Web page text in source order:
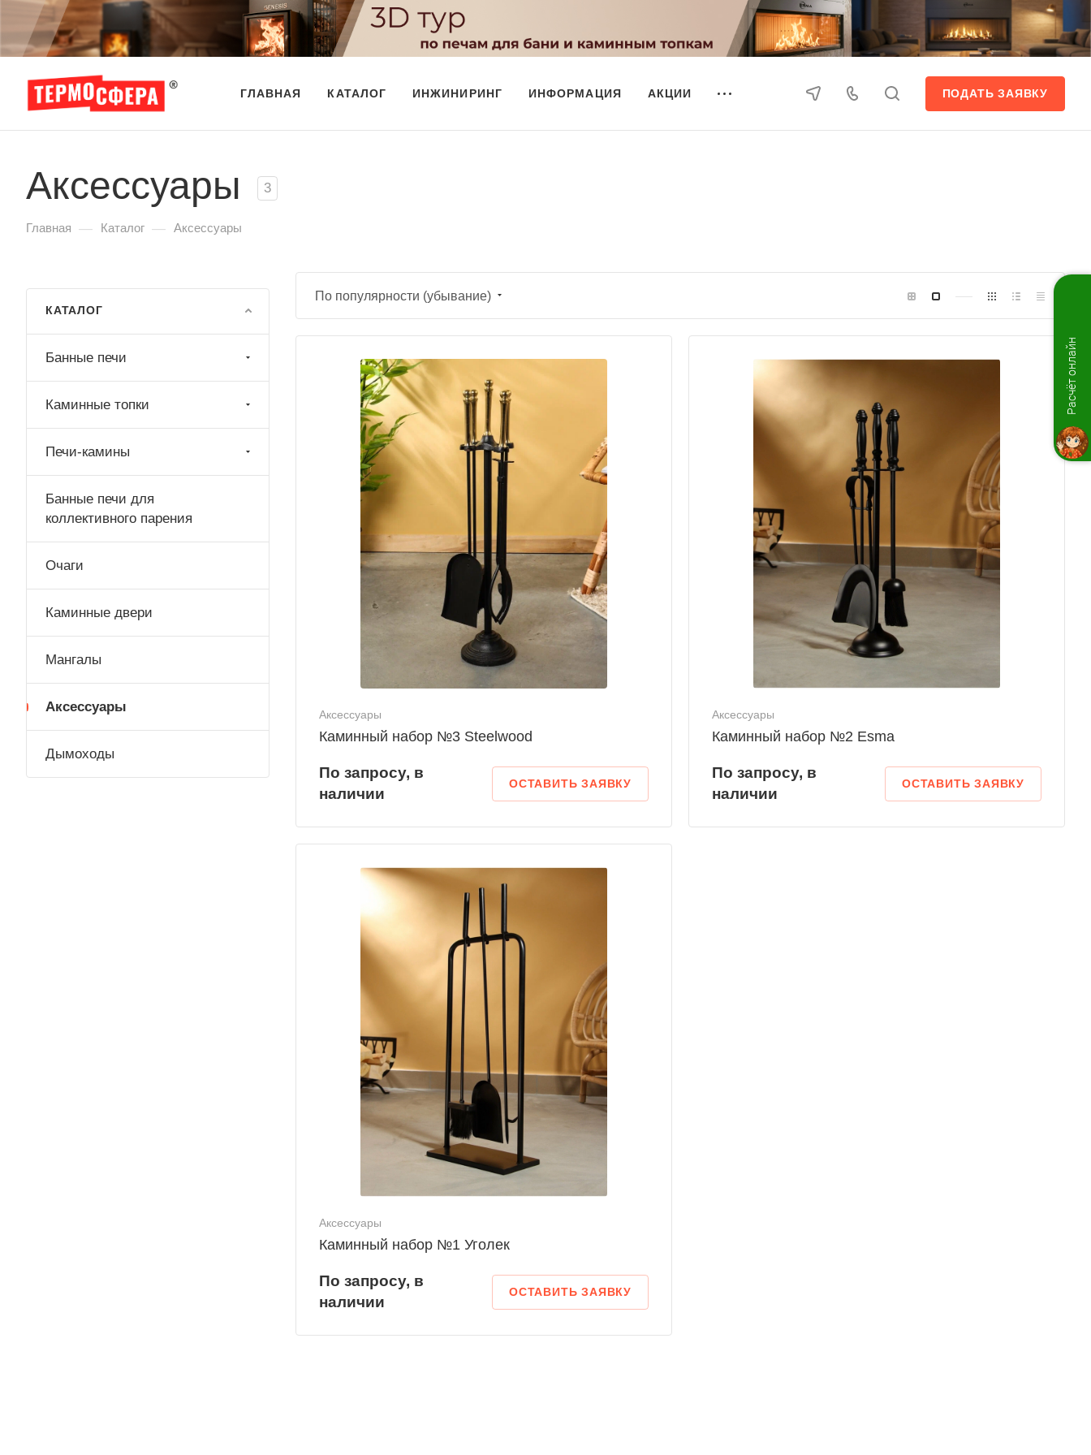
ГЛАВНАЯ КАТАЛОГ ИНЖИНИРИНГ ИНФОРМАЦИЯ АКЦИИ ПОДАТЬ ЗАЯВКУ
Аксессуары 3
Главная — Каталог — Аксессуары
По популярности (убывание)
Аксессуары
Каминный набор №3 Steelwood
По запросу, в
наличии
ОСТАВИТЬ ЗАЯВКУ
Аксессуары
Каминный набор №2 Esma
По запросу, в
наличии
ОСТАВИТЬ ЗАЯВКУ
Аксессуары
Каминный набор №1 Уголек
По запросу, в
наличии
ОСТАВИТЬ ЗАЯВКУ
КАТАЛОГ
Банные печи
Каминные топки
Печи-камины
Банные печи для
коллективного парения
Очаги
Каминные двери
Мангалы
Аксессуары
Дымоходы
Расчёт онлайн